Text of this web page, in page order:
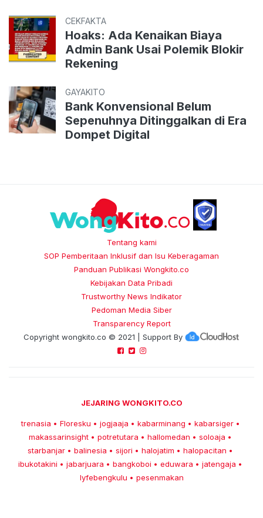
CEKFAKTA
Hoaks: Ada Kenaikan Biaya
Admin Bank Usai Polemik Blokir
Rekening
GAYAKITO
Bank Konvensional Belum
Sepenuhnya Ditinggalkan di Era
Dompet Digital
Tentang kami
SOP Pemberitaan Inklusif dan Isu Keberagaman
Panduan Publikasi Wongkito.co
Kebijakan Data Pribadi
Trustworthy News Indikator
Pedoman Media Siber
Transparency Report
Copyright wongkito.co © 2021 | Support By
JEJARING WONGKITO.CO
trenasia • Floresku • jogjaaja • kabarminang • kabarsiger •
makassarinsight • potretutara • hallomedan • soloaja •
starbanjar • balinesia • sijori • halojatim • halopacitan •
ibukotakini • jabarjuara • bangkoboi • eduwara • jatengaja •
lyfebengkulu • pesenmakan